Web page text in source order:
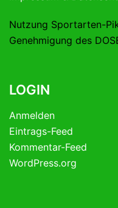
Nutzung Sportarten-
Genehmigung des
LOGIN
Anmelden
Eintrags-Feed
Kommentar-Feed
WordPress.org